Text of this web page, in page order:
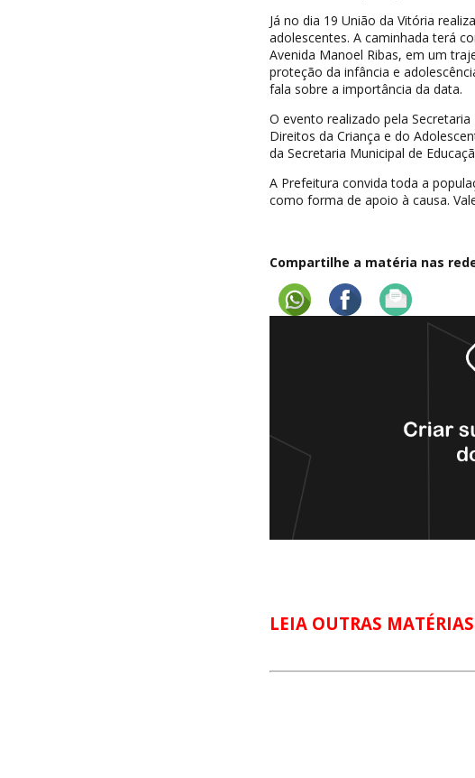
Já no dia 19 União da Vitória
adolescentes. A caminhada terá
Avenida Manoel Ribas, em um
proteção da infância e
fala sobre a importância da data.
O evento realizado pela
Direitos da Criança e do
da Secretaria Municipal de
A Prefeitura convida toda a
como forma de apoio à causa.
Compartilhe a matéria nas
LEIA OUTRAS